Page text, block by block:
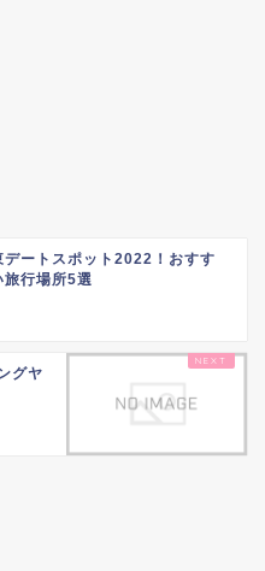
デートスポット2022！おすす
旅行場所5選
グヤ